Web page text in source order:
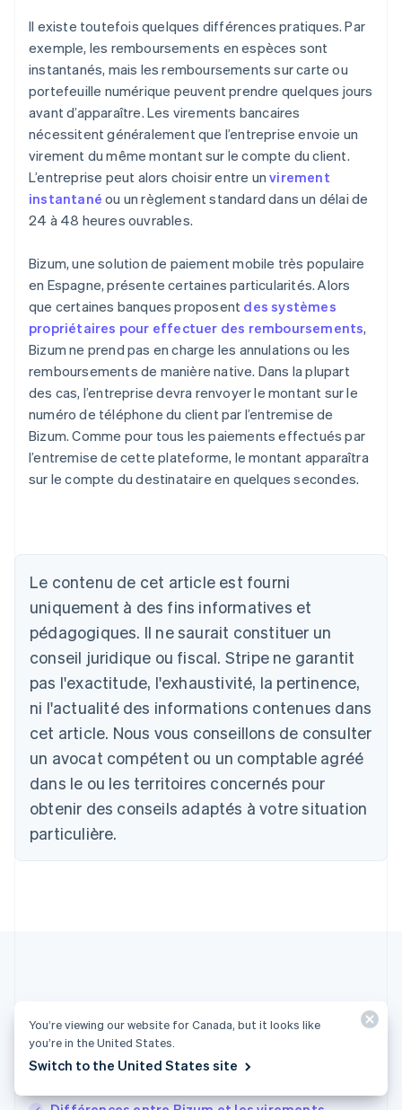
Il existe toutefois quelques différences pratiques. Par
exemple, les remboursements en espèces sont
instantanés, mais les remboursements sur carte ou
portefeuille numérique peuvent prendre quelques jours
avant d’apparaître. Les virements bancaires
nécessitent généralement que l’entreprise envoie un
virement du même montant sur le compte du client.
L’entreprise peut alors choisir entre unvirement
instantané ou un règlement standard dans un délai de
24 à 48 heures ouvrables.
Bizum, une solution de paiement mobile très populaire
en Espagne, présente certaines particularités. Alors
que certaines banques proposent des systèmes
propriétaires pour effectuer des remboursements,
Bizum ne prend pas en charge les annulations ou les
remboursements de manière native. Dans la plupart
des cas, l’entreprise devra renvoyer le montant sur le
numéro de téléphone du client par l’entremise de
Bizum. Comme pour tous les paiements effectués par
l’entremise de cette plateforme, le montant apparaîtra
sur le compte du destinataire en quelques secondes.
Le contenu de cet article est fourni
uniquement à des fins informatives et
pédagogiques. Il ne saurait constituer un
conseil juridique ou fiscal. Stripe ne garantit
pas l'exactitude, l'exhaustivité, la pertinence,
ni l'actualité des informations contenues dans
cet article. Nous vous conseillons de consulter
un avocat compétent ou un comptable agréé
dans le ou les territoires concernés pour
obtenir des conseils adaptés à votre situation
particulière.
Plus d'articles
Voir tous les articles sur les paiements
Australie
Autriche
DeutschEnglish
Belgique
NederlandsFrançais DeutschEnglish
Brésil
PortuguêsEnglish
English
Canada
English Français
Chine continentale
简体中文English
Chypre
Croatie
Estonie
États-Unis
English Español简体中文
EnglishSvenska
You’re viewing our website for Canada, but it looks like
you’re in the United States.
Switch to the United States site